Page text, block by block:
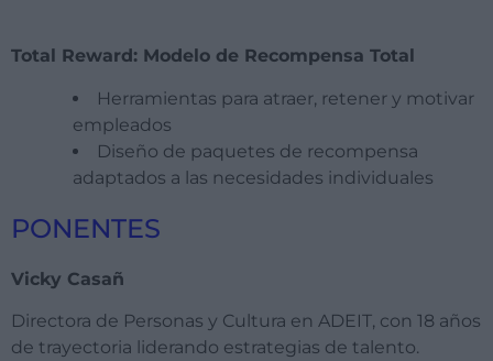
Total Reward: Modelo de Recompensa Total
Herramientas para atraer, retener y motivar
empleados
Diseño de paquetes de recompensa
adaptados a las necesidades individuales
PONENTES
Vicky Casañ
Directora de Personas y Cultura en ADEIT, con 18 años
de trayectoria liderando estrategias de talento.